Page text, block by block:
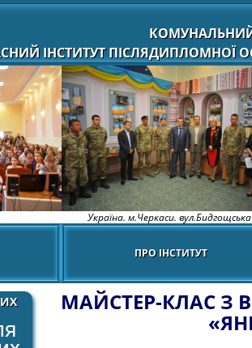
ІНСТИТУТ ПІСЛЯДИПЛОМНОЇ
Україна. м.Черкаси.
ПРО ІНСТИТУТ
МАЙСТЕР-КЛАС З